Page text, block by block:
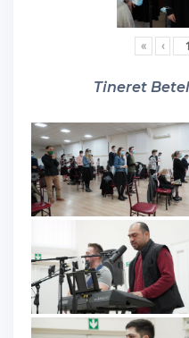
« ‹
Tineret